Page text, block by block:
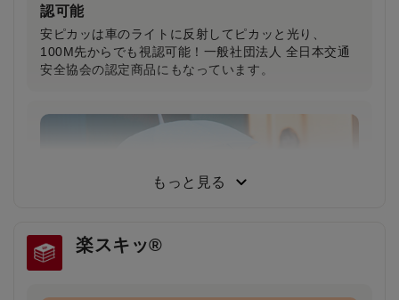
認可能
安ピカッは車のライトに反射してピカッと光り、
100M先からでも視認可能！一般社団法人 全日本交通
安全協会の認定商品にもなっています。
もっと見る
楽スキッ®